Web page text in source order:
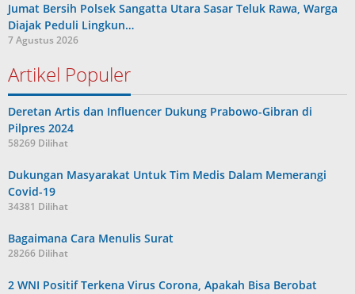
Jumat Bersih Polsek Sangatta Utara Sasar Teluk Rawa, Warga
Diajak Peduli Lingkun…
7 Agustus 2026
Artikel Populer
Deretan Artis dan Influencer Dukung Prabowo-Gibran di
Pilpres 2024
58269 Dilihat
Dukungan Masyarakat Untuk Tim Medis Dalam Memerangi
Covid-19
34381 Dilihat
Bagaimana Cara Menulis Surat
28266 Dilihat
2 WNI Positif Terkena Virus Corona, Apakah Bisa Berobat